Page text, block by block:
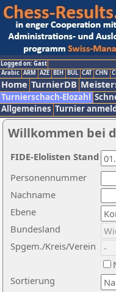
Logged on: Gast
Arabic ARM AZE BIH BUL CAT CHN
Home TurnierDB
Turnierschach-Elozahl
Allgemeines Turnier
Willkommen bei
Nachname
Ebene
Sortierung
Personennummer
Bundesland
Spgem./Kreis/Verein
FIDE-Elolisten Stand